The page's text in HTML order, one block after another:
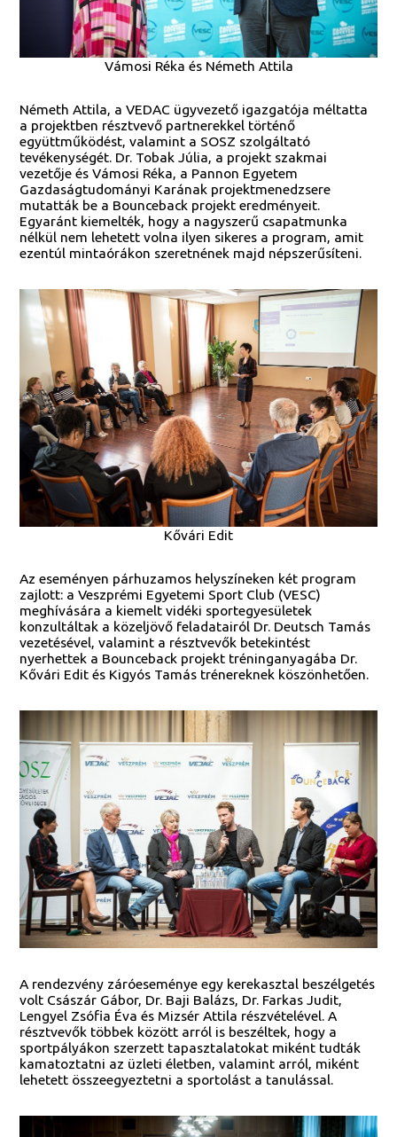
Vámosi Réka és Németh Attila
Németh Attila, a VEDAC ügyvezető igazgatója méltatta
a projektben résztvevő partnerekkel történő
együttműködést, valamint a SOSZ szolgáltató
tevékenységét. Dr. Tobak Júlia, a projekt szakmai
vezetője és Vámosi Réka, a Pannon Egyetem
Gazdaságtudományi Karának projektmenedzsere
mutatták be a Bounceback projekt eredményeit.
Egyaránt kiemelték, hogy a nagyszerű csapatmunka
nélkül nem lehetett volna ilyen sikeres a program, amit
ezentúl mintaórákon szeretnének majd népszerűsíteni.
Kővári Edit
Az eseményen párhuzamos helyszíneken két program
zajlott: a Veszprémi Egyetemi Sport Club (VESC)
meghívására a kiemelt vidéki sportegyesületek
konzultáltak a közeljövő feladatairól Dr. Deutsch Tamás
vezetésével, valamint a résztvevők betekintést
nyerhettek a Bounceback projekt tréninganyagába Dr.
Kővári Edit és Kigyós Tamás trénereknek köszönhetően.
A rendezvény záróeseménye egy kerekasztal beszélgetés
volt Császár Gábor, Dr. Baji Balázs, Dr. Farkas Judit,
Lengyel Zsófia Éva és Mizsér Attila részvételével. A
résztvevők többek között arról is beszéltek, hogy a
sportpályákon szerzett tapasztalatokat miként tudták
kamatoztatni az üzleti életben, valamint arról, miként
lehetett összeegyeztetni a sportolást a tanulással.